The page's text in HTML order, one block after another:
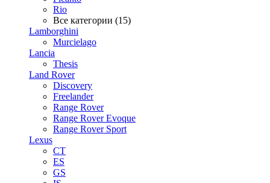
Rio
Все категории (15)
Lamborghini
Murcielago
Lancia
Thesis
Land Rover
Discovery
Freelander
Range Rover
Range Rover Evoque
Range Rover Sport
Lexus
CT
ES
GS